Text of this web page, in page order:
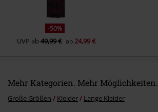
-50%
UVP ab49,99 € ab 24,99 €
Mehr Kategorien. Mehr Möglichkeiten.
Große Größen Kleider Lange Kleider